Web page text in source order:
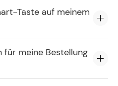
Taste auf meinem
für meine Bestellung